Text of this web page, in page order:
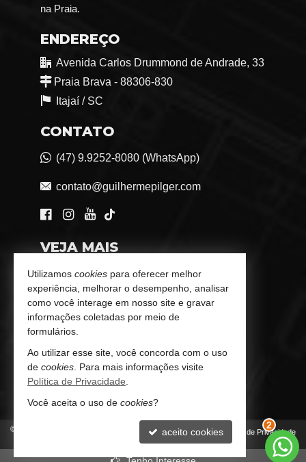
na Praia.
ENDEREÇO
Avenida Carlos Drummond de Andrade, 33
Praia Brava - 88306-830
Itajaí / SC
CONTATO
(47) 9.9252-8080 (WhatsApp)
contato@guilhermepilger.com
VEJA MAIS
Consultoria Imobiliária Personalizada
trabalhe conosco
Indicadores Financeiros
Imóveis Favoritos
Mapa de Imóveis
© Política de Privacidade
2
Utilizamos cookies para oferecer melhor
experiência, melhorar o desempenho, analisar
como você interage em nosso site e gravar
informações coletadas por meio de
formulários.
Ao utilizar esse site, você concorda com o uso
de cookies . Para mais informações visite
Política de Privacidade
Você aceita o uso de cookies?
aceito cookies